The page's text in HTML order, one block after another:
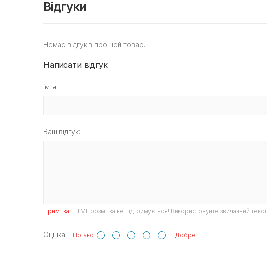
Відгуки
Немає відгуків про цей товар.
Написати відгук
ім'я
Ваш відгук:
Примітка: HTML розмітка не підтримується! Використовуйте звичайний текст.
Оцінка Погано Добре